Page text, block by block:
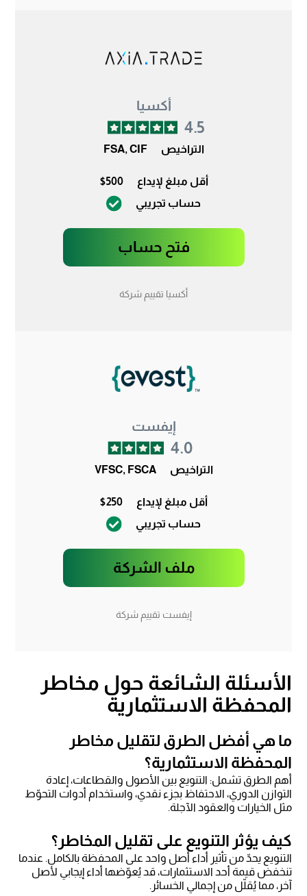
أكسيا
4.5
التراخيص FSA, CIF
أقل مبلغ لإيداع
$500
حساب تجريبي
فتح حساب
أكسيا تقييم شركة
إيفست
4.0
التراخيص VFSC, FSCA
أقل مبلغ لإيداع
$250
حساب تجريبي
ملف الشركة
إيفست تقييم شركة
الأسئلة الشائعة حول مخاطر
المحفظة الاستثمارية
ما هي أفضل الطرق لتقليل مخاطر
المحفظة الاستثمارية؟
أهم الطرق تشمل: التنويع بين الأصول والقطاعات، إعادة
التوازن الدوري، الاحتفاظ بجزء نقدي، واستخدام أدوات التحوّط
مثل الخيارات والعقود الآجلة.
كيف يؤثر التنويع على تقليل المخاطر؟
التنويع يحدّ من تأثير أداء أصل واحد على المحفظة بالكامل. عندما
تنخفض قيمة أحد الاستثمارات، قد يُعوّضها أداء إيجابي لأصل
آخر، مما يُقلّل من إجمالي الخسائر.